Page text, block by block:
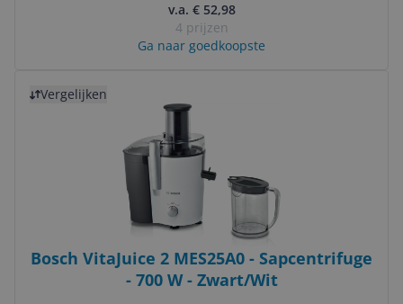
v.a. € 52,98
4 prijzen
Ga naar goedkoopste
Vergelijken
Bosch VitaJuice 2 MES25A0 - Sapcentrifuge
- 700 W - Zwart/Wit